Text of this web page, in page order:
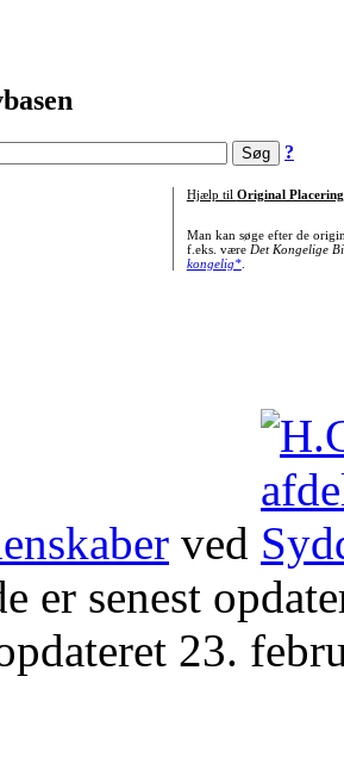
?
Hjælp til Original Placering
Man kan søge efter de
f.eks. være Det Kongelige
kongelig*.
ved
er senest
23.